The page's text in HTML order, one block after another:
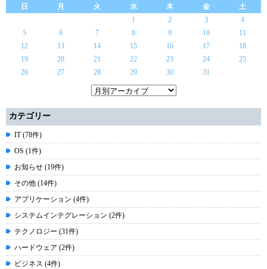
日
月 火 水 木 金
土
1
2 3
4
5
6 7 8 9 10
11
12
13 14 15 16 17
18
19
20 21 22 23 24
25
26
27 28 29 30 31
カテゴリー
IT (78件)
OS (1件)
お知らせ (19件)
その他 (14件)
アプリケーション (4件)
システムインテグレーション (2件)
テクノロジー (31件)
ハードウェア (2件)
ビジネス (4件)